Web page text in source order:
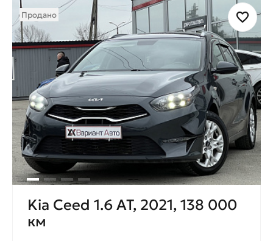
Продано
Kia Ceed 1.6 AT, 2021, 138 000
км